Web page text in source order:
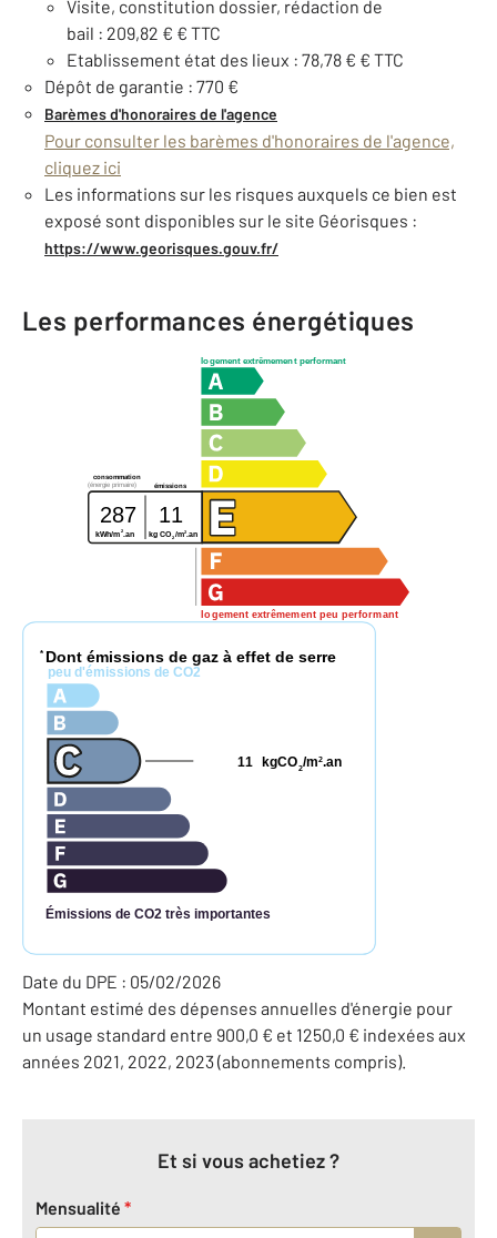
Visite, constitution dossier, rédaction de
bail : 209,82 € € TTC
Etablissement état des lieux : 78,78 € € TTC
Dépôt de garantie : 770 €
Barèmes d'honoraires de l'agence
Pour consulter les barèmes d'honoraires de l'agence,
cliquez ici
Les informations sur les risques auxquels ce bien est
exposé sont disponibles sur le site Géorisques :
https://www.georisques.gouv.fr/
Les performances énergétiques
logement extrêmement performant
logement extrêmement peu performant
consommation
émissions
(énergie primaire)
287 11
kWh/m2.an kg CO2/m2 .an
* Dont émissions de gaz à effet de serre
peu d'émissions de CO2
Émissions de CO2 très importantes
kgCO2/m2.an
11
Date du DPE : 05/02/2026
Montant estimé des dépenses annuelles d'énergie pour
un usage standard entre 900,0 € et 1250,0 € indexées aux
années 2021, 2022, 2023 (abonnements compris).
Et si vous achetiez ?
Mensualité *